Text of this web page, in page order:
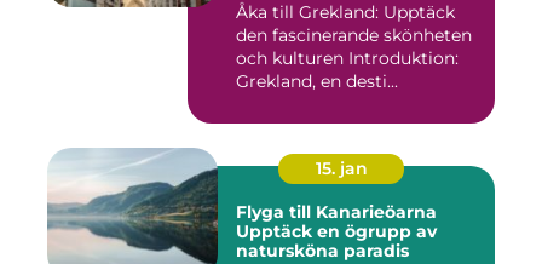
Åka till Grekland: Upptäck
den fascinerande skönheten
och kulturen Introduktion:
Grekland, en desti...
15. jan
Flyga till Kanarieöarna
Upptäck en ögrupp av
natursköna paradis